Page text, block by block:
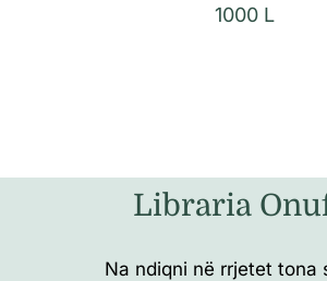
1000 L
Libraria
Na ndiqni në rrjetet tona